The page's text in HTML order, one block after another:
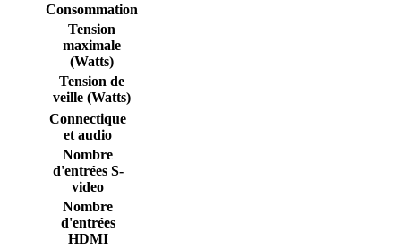
Consommation
Tension
maximale
(Watts)
Tension de
veille (Watts)
Connectique
et audio
Nombre
d'entrées S-
video
Nombre
d'entrées
HDMI